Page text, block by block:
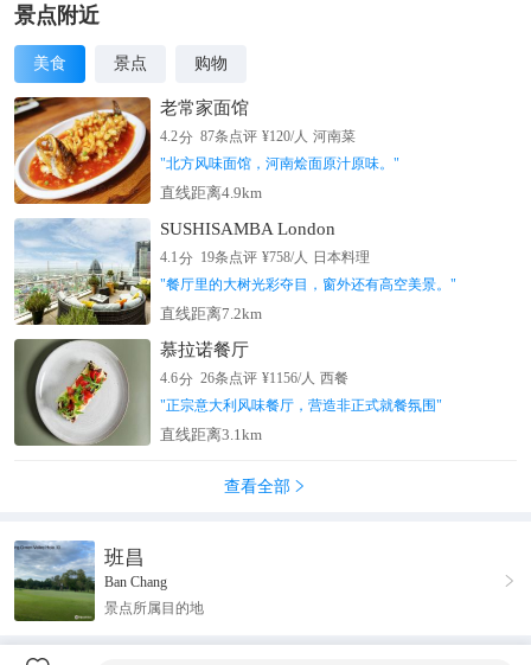
景点附近
美食 景点 购物
老常家面馆
4.2分 87条点评 ¥120/人 河南菜
"北方风味面馆，河南烩面原汁原味。 "
直线距离4.9km
SUSHISAMBA London
4.1分 19条点评 ¥758/人 日本料理
"餐厅里的大树光彩夺目，窗外还有高空美景。 "
直线距离7.2km
慕拉诺餐厅
4.6分 26条点评 ¥1156/人 西餐
"正宗意大利风味餐厅，营造非正式就餐氛围"
直线距离3.1km
查看全部 
班昌
Ban Chang
景点所属目的地
